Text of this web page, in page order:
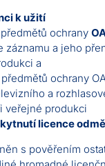
k užití
ochrany
záznamu a jeho
a
ochrany
a
veřejné produkci
licence
s pověřením